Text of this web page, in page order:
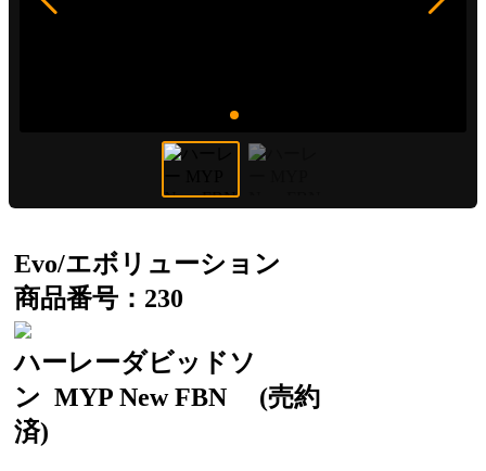
Evo/エボリューション
商品番号：230
ハーレーダビッドソ
ン MYP New FBN
(売約
済)